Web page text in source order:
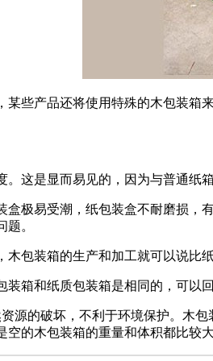
某些产品还将使用特殊的木包装
这是显而易见的，因为与普通纸
盒极易受潮，纸包装盒不耐磨损
。
包装箱的生产和加工就可以说比
箱和纸质包装箱是相同的，可以
源的破坏，不利于环境保护。木
的木包装箱的重量和体积都比较